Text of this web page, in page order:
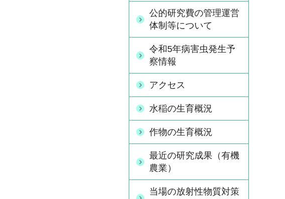
公的研究費の管理運営
体制等について
令和5年病害虫発生予
察情報
アクセス
水稲の生育概況
作物の生育概況
最近の研究成果（有機
農業）
当場の放射性物質対策